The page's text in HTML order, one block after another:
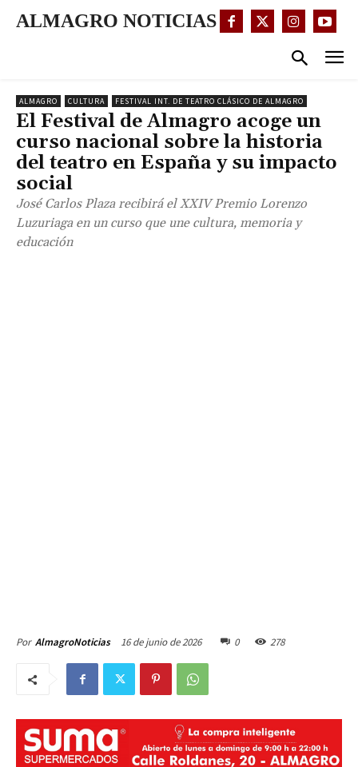
ALMAGRO NOTICIAS
ALMAGRO CULTURA FESTIVAL INT. DE TEATRO CLÁSICO DE ALMAGRO
El Festival de Almagro acoge un
curso nacional sobre la historia
del teatro en España y su impacto
social
José Carlos Plaza recibirá el XXIV Premio Lorenzo
Luzuriaga en un curso que une cultura, memoria y
educación
Por AlmagroNoticias 16 de junio de 2026 0 278